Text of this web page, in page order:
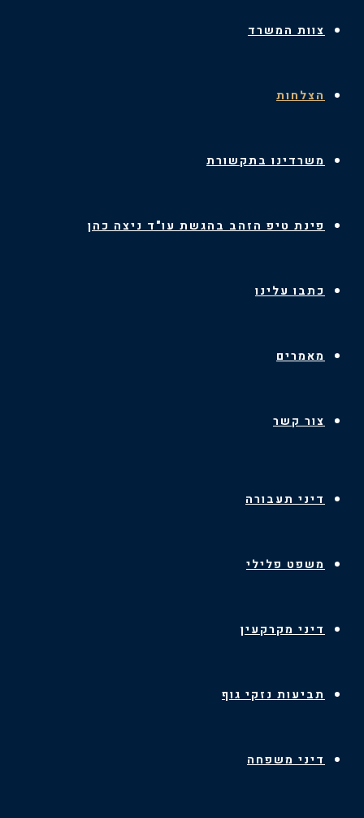
צוות המשרד
הצלחות
משרדינו בתקשורת
פינת טיפ הזהב בהגשת עו"ד ניצה כהן
כתבו עלינו
מאמרים
צור קשר
דיני תעבורה
משפט פלילי
דיני מקרקעין
תביעות נזקי גוף
דיני משפחה